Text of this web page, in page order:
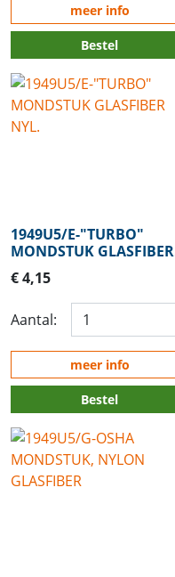
meer info
Bestel
1949U5/E-"TURBO"
MONDSTUK GLASFIBER
NYL.
€ 4,15
Aantal:
meer info
Bestel